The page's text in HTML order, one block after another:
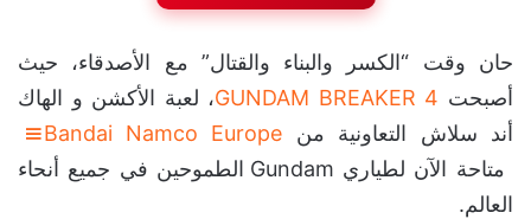
حان وقت “الكسر والبناء والقتال” مع الأصدقاء، حيث
أصبحت GUNDAM BREAKER 4، لعبة الأكشن و الهاك
أند سلاش التعاونية من Bandai Namco Europe
متاحة الآن لطياري Gundam الطموحين في جميع أنحاء
العالم.